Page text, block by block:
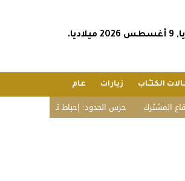
الكتـّـاب زيارات عام
حرس الحدود: إحباط تهريب 16 كيلوجراما من الحشيش وأقراص مخدرة بجازان